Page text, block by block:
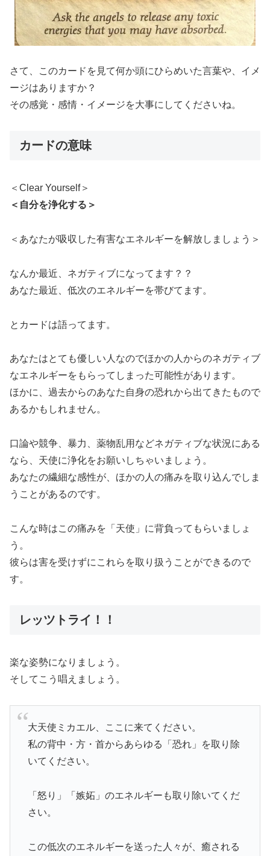
さて、このカードを見て何か頭にひらめいた言葉や、イメ
ージはありますか？
その感覚・感情・イメージを大事にしてくださいね。
カードの意味
＜Clear Yourself＞
＜自分を浄化する＞
＜あなたが吸収した有害なエネルギーを解放しましょう＞
なんか最近、ネガティブになってます？？
あなた最近、低次のエネルギーを帯びてます。
とカードは語ってます。
あなたはとても優しい人なのでほかの人からのネガティブ
なエネルギーをもらってしまった可能性があります。
ほかに、過去からのあなた自身の恐れから出てきたもので
あるかもしれません。
口論や競争、暴力、薬物乱用などネガティブな状況にある
なら、天使に浄化をお願いしちゃいましょう。
あなたの繊細な感性が、ほかの人の痛みを取り込んでしま
うことがあるのです。
こんな時はこの痛みを「天使」に背負ってもらいましょ
う。
彼らは害を受けずにこれらを取り扱うことができるので
す。
レッツトライ！！
楽な姿勢になりましょう。
そしてこう唱えましょう。
大天使ミカエル、ここに来てください。
私の背中・方・首からあらゆる「恐れ」を取り除
いてください。
「怒り」「嫉妬」のエネルギーも取り除いてくだ
さい。
この低次のエネルギーを送った人々が、癒される